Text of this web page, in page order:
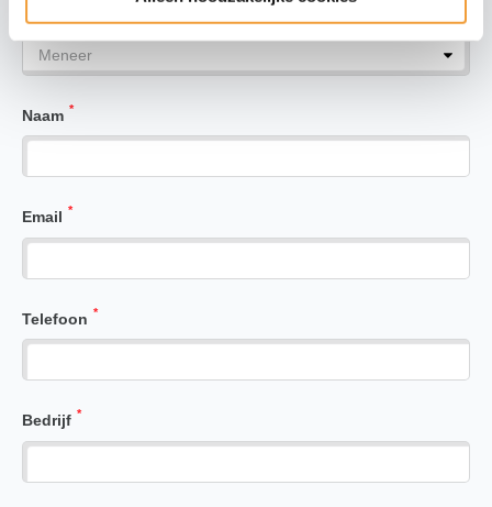
Naam *
Email *
Telefoon *
Bedrijf *